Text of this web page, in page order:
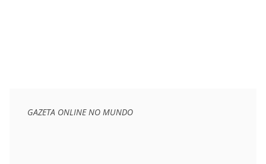
GAZETA ONLINE NO MUNDO